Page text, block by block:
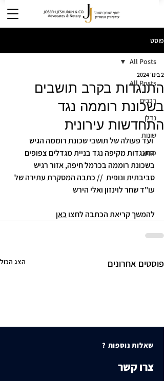
פוסט
All Posts
רכבים
נדלן
שונות
מבוא
All Posts
התנגדות בקרב תושבים
בשכונת רוממה נגד
התחדשות עירונית
2 בינו׳ 2024
ועד פעולה של תושבי שכונת רוממה הגיש
התנגדות מקיפה נגד בניית מגדלים צפופים
בשכונת רוממה בכרמל חיפה, אזור רגיש
סביבתית ונופית  // כתבה המסקרת עתירה של
עו"ד שחר לוינזון ואלי הירש
להמשך קריאת הכתבה לחצו כאן
פוסטים אחרונים הצג הכול
שאלות נוספות ?
צרו קשר